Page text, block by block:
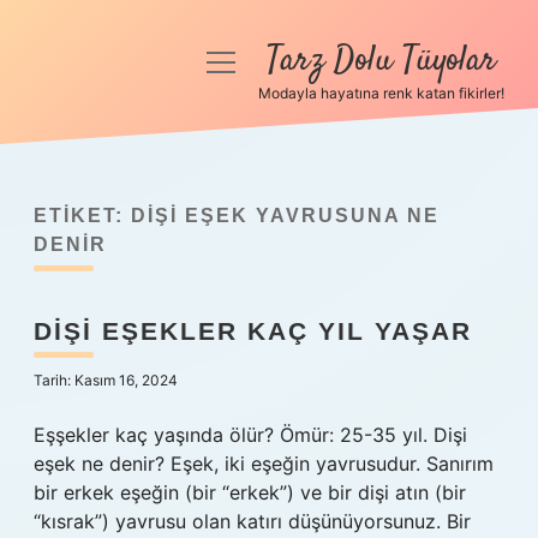
Anasayfa
Yasal Uyarı
menüyüTarz Dolu Tüyolar
Modayla hayatına renk katan fikirler!
ETIKET:
DIŞI EŞEK YAVRUSUNA NE
DENIR
DIŞI EŞEKLER KAÇ YIL YAŞAR
Tarih: Kasım 16, 2024
Eşşekler kaç yaşında ölür? Ömür: 25-35 yıl. Dişi
eşek ne denir? Eşek, iki eşeğin yavrusudur. Sanırım
bir erkek eşeğin (bir “erkek”) ve bir dişi atın (bir
“kısrak”) yavrusu olan katırı düşünüyorsunuz. Bir